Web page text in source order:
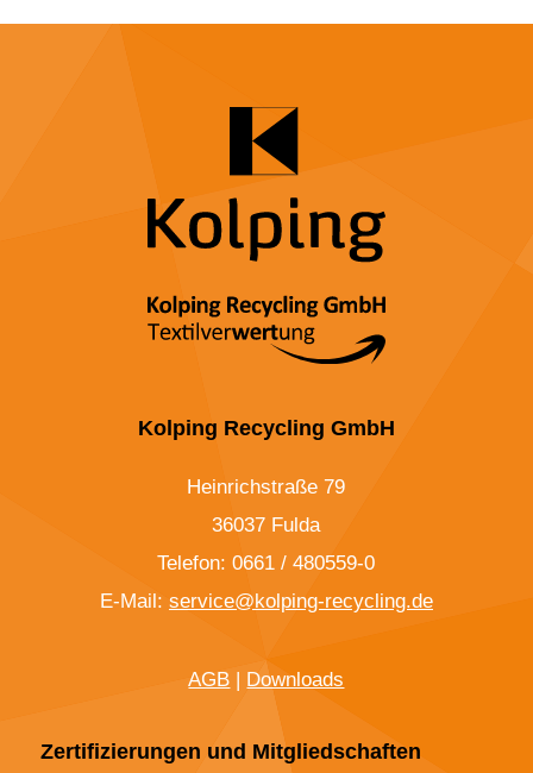
Kolping Recycling GmbH
Heinrichstraße 79
36037 Fulda
Telefon: 0661 / 480559-0
E-Mail: service@kolping-recycling.de
AGB Downloads
Zertifizierungen und Mitgliedschaften